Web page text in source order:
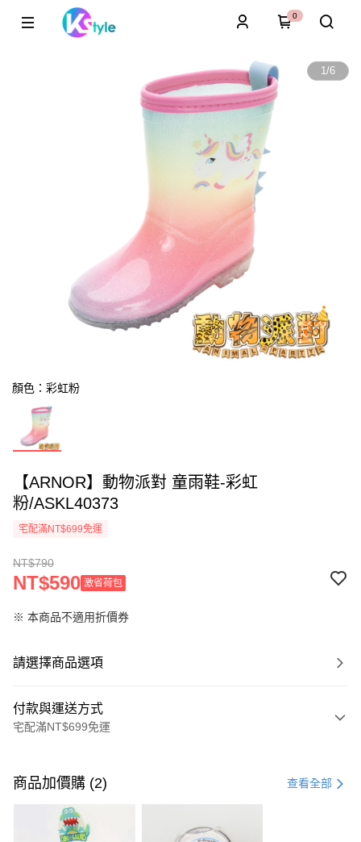
0
1/6
顏色：彩虹粉
【ARNOR】動物派對 童雨鞋-彩虹
粉/ASKL40373
宅配滿NT$699免運
NT$790
NT$590 激省荷包
※ 本商品不適用折價券
請選擇商品選項
付款與運送方式
宅配滿NT$699免運
信用卡一次付款
商品加價購 (2) 查看全部